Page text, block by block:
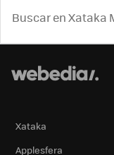
Xataka
Applesfera